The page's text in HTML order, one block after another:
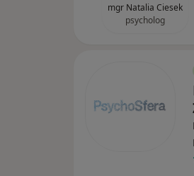
mgr Natalia Ciesek
psycholog